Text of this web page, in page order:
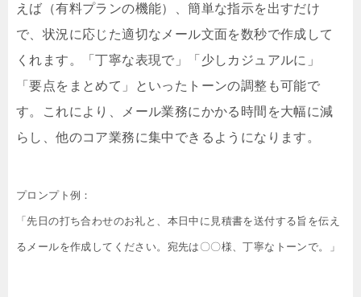
えば（有料プランの機能）、簡単な指示を出すだけ
で、状況に応じた適切なメール文面を数秒で作成して
くれます。「丁寧な表現で」「少しカジュアルに」
「要点をまとめて」といったトーンの調整も可能で
す。これにより、メール業務にかかる時間を大幅に減
らし、他のコア業務に集中できるようになります。
プロンプト例：
「先日の打ち合わせのお礼と、本日中に見積書を送付する旨を伝え
るメールを作成してください。宛先は〇〇様、丁寧なトーンで。」